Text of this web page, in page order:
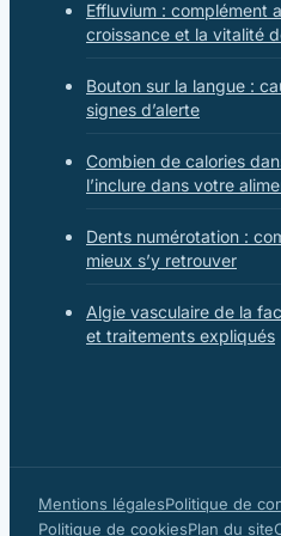
Effluvium : complément
croissance et la vitalité
Bouton sur la langue :
signes d’alerte
Combien de calories
l’inclure dans votre
Dents numérotation :
mieux s’y retrouver
Algie vasculaire de la
et traitements expliqués
Mentions légalesPolitique de
Politique de cookiesPlan du site